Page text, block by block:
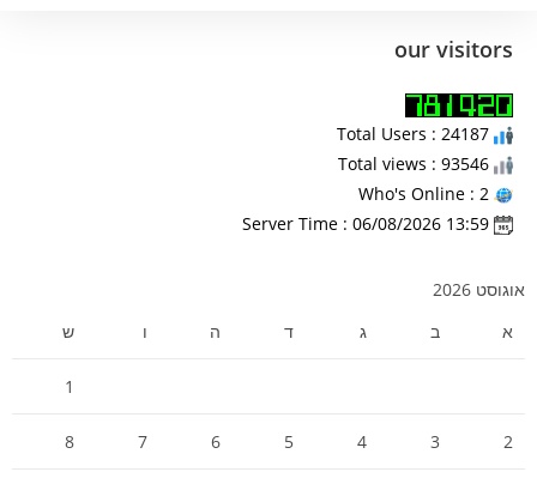
our visitors
אוגוסט 2026
א
ב ג ד ה ו ש
1
2
3
4
5
6
7
8